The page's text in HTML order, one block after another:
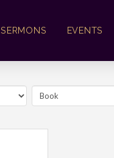
SERMONS EVENTS